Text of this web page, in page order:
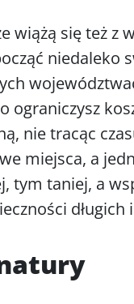
wiążą się też z
niedaleko
ograniczysz
nie tracąc
miejsca, a
tym taniej, a